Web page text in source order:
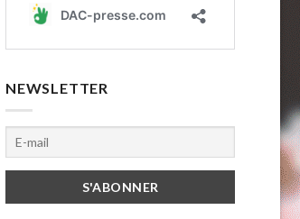
NEWSLETTER